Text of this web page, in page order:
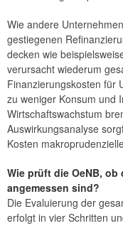
Wie andere
gestiegenen
decken wie
verursacht wiederum
Finanzierungskosten für
zu weniger Konsum und
Wirtschaftswachstum
Auswirkungsanalyse
Kosten
Wie prüft die OeNB,
angemessen sind?
Die Evaluierung der
erfolgt in vier Schritten